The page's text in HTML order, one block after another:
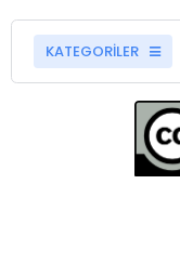
KATEGORİLER